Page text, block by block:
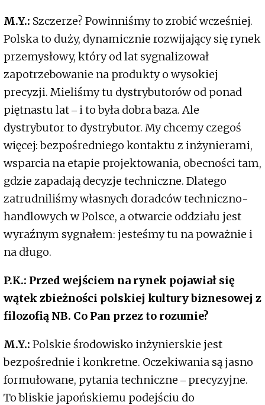
M.Y.: Szczerze? Powinniśmy to zrobić wcześniej.
Polska to duży, dynamicznie rozwijający się rynek
przemysłowy, który od lat sygnalizował
zapotrzebowanie na produkty o wysokiej
precyzji. Mieliśmy tu dystrybutorów od ponad
piętnastu lat ‒ i to była dobra baza. Ale
dystrybutor to dystrybutor. My chcemy czegoś
więcej: bezpośredniego kontaktu z inżynierami,
wsparcia na etapie projektowania, obecności tam,
gdzie zapadają decyzje techniczne. Dlatego
zatrudniliśmy własnych doradców techniczno-
handlowych w Polsce, a otwarcie oddziału jest
wyraźnym sygnałem: jesteśmy tu na poważnie i
na długo.
P.K.: Przed wejściem na rynek pojawiał się
wątek zbieżności polskiej kultury biznesowej z
filozofią NB. Co Pan przez to rozumie?
M.Y.: Polskie środowisko inżynierskie jest
bezpośrednie i konkretne. Oczekiwania są jasno
formułowane, pytania techniczne ‒ precyzyjne.
To bliskie japońskiemu podejściu do